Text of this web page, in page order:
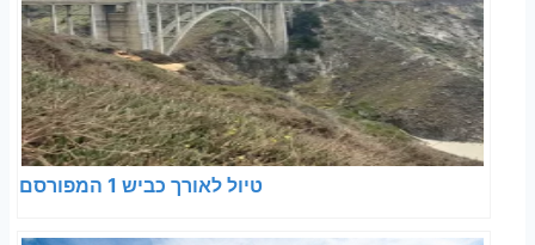
טיול לאורך כביש 1 המפורסם